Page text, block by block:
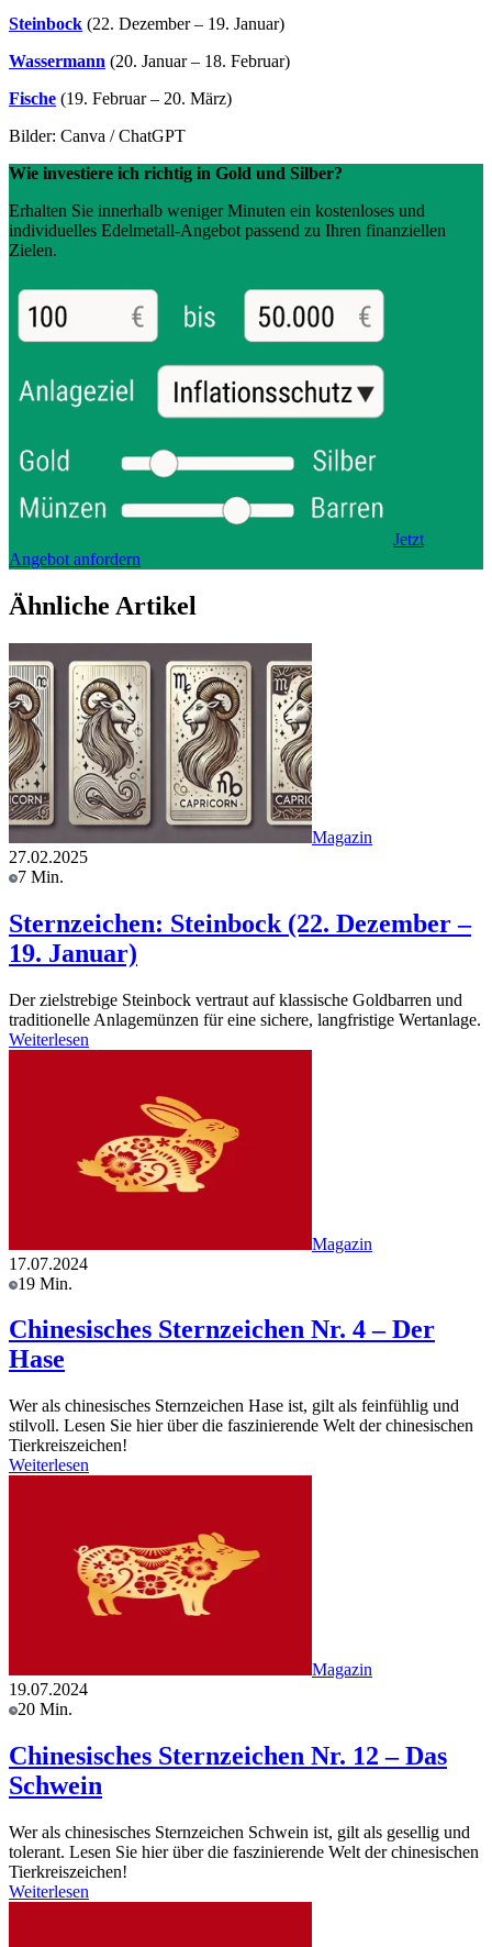
Steinbock (22. Dezember – 19. Januar)
Wassermann (20. Januar – 18. Februar)
Fische (19. Februar – 20. März)
Bilder: Canva / ChatGPT
Wie investiere ich richtig in Gold und Silber?
Erhalten Sie innerhalb weniger Minuten ein kostenloses und
individuelles Edelmetall-Angebot passend zu Ihren finanziellen
Zielen.
Jetzt
Angebot anfordern
Ähnliche Artikel
Magazin
27.02.2025
7 Min.
Sternzeichen: Steinbock (22. Dezember –
19. Januar)
Der zielstrebige Steinbock vertraut auf klassische Goldbarren und
traditionelle Anlagemünzen für eine sichere, langfristige Wertanlage.
Weiterlesen
Magazin
17.07.2024
19 Min.
Chinesisches Sternzeichen Nr. 4 – Der
Hase
Wer als chinesisches Sternzeichen Hase ist, gilt als feinfühlig und
stilvoll. Lesen Sie hier über die faszinierende Welt der chinesischen
Tierkreiszeichen!
Weiterlesen
Magazin
19.07.2024
20 Min.
Chinesisches Sternzeichen Nr. 12 – Das
Schwein
Wer als chinesisches Sternzeichen Schwein ist, gilt als gesellig und
tolerant. Lesen Sie hier über die faszinierende Welt der chinesischen
Tierkreiszeichen!
Weiterlesen